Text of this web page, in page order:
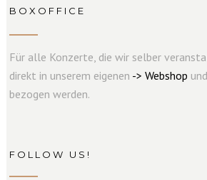
BOXOFFICE
Für alle Konzerte, die wir selber
direkt in unserem eigenen ->Webshop
bezogen werden.
FOLLOW US!